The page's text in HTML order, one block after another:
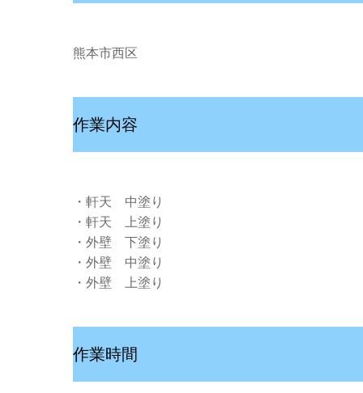
熊本市西区
作業内容
・軒天 中塗り
・軒天 上塗り
・外壁 下塗り
・外壁 中塗り
・外壁 上塗り
作業時間